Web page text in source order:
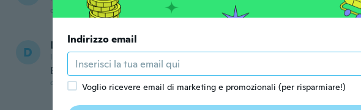
circa 5 anni fa
D Daniella
Iscrizione dal 2019
Bonito color
circa 6 anni fa
Indirizzo email
Voglio ricevere email di marketing e promozionali (per risparmiare!)